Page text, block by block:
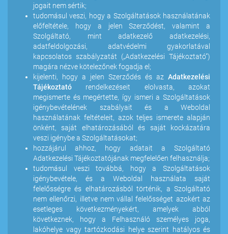
jogait nem sértik;
tudomásul veszi, hogy a Szolgáltatások használatának
előfeltétele, hogy a jelen Szerződést, valamint a
Szolgáltató, mint adatkezelő adatkezelési,
adatfeldolgozási, adatvédelmi gyakorlatával
kapcsolatos szabályzatát („Adatkezelési Tájékoztató”)
magára nézve kötelezőnek fogadja el;
kijelenti, hogy a jelen Szerződés és az Adatkezelési
Tájékoztató rendelkezéseit elolvasta, azokat
megismerte és megértette, így ismeri a Szolgáltatások
igénybevételének szabályait és a Weboldal
használatának feltételeit, azok teljes ismerete alapján
önként, saját elhatározásából és saját kockázatára
veszi igénybe a Szolgáltatásokat;
hozzájárul ahhoz, hogy adatait a Szolgáltató
Adatkezelési Tájékoztatójának megfelelően felhasználja;
tudomásul veszi továbbá, hogy a Szolgáltatások
igénybevétele, és a Weboldal használata saját
felelősségre és elhatározásból történik, a Szolgáltató
nem ellenőrzi, illetve nem vállal felelősséget azokért az
esetleges következményekért, amelyek abból
következnek, hogy a Felhasználó személyes joga,
lakóhelye vagy tartózkodási helye szerint hatályos és